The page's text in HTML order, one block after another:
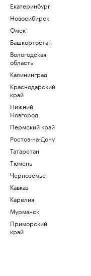
Екатеринбург
Новосибирск
Омск
Башкортостан
Вологодская
область
Калининград
Краснодарский
край
Нижний
Новгород
Пермский край
Ростов-на-Дону
Татарстан
Тюмень
Черноземье
Кавказ
Карелия
Мурманск
Приморский
край